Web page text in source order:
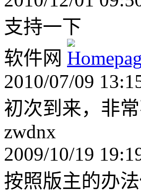
支持一下
软件网
2010/07/09
初次到来，非
zwdnx
2009/10/19
按照版主的办